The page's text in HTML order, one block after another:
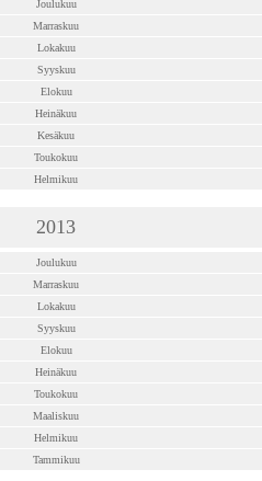
Joulukuu
Marraskuu
Lokakuu
Syyskuu
Elokuu
Heinäkuu
Kesäkuu
Toukokuu
Helmikuu
2013
Joulukuu
Marraskuu
Lokakuu
Syyskuu
Elokuu
Heinäkuu
Toukokuu
Maaliskuu
Helmikuu
Tammikuu